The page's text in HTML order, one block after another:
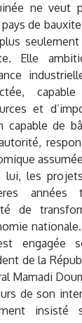
ne veut
de
Elle
et
capable de
lui, les
années
de
engagée
de la
Mamadi
de son
insisté